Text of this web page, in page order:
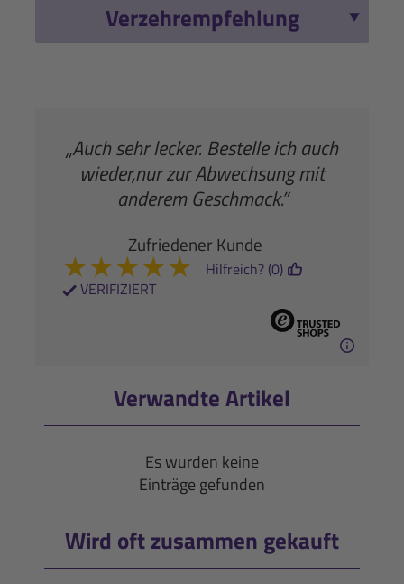
Verzehrempfehlung
„Auch sehr lecker. Bestelle ich auch
wieder,nur zur Abwechsung mit
anderem Geschmack.”
Zufriedener Kunde
★★★★★
VERIFIZIERT
Hilfreich? (0)
Verwandte Artikel
Es wurden keine
Einträge gefunden
Wird oft zusammen gekauft